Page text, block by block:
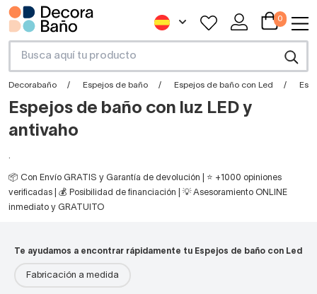
0
Decorabaño Espejos de baño Espejos de baño con Led
Espejos de baño con luz LED y
antivaho
.
📦 Con Envío GRATIS y Garantía de devolución | ⭐ +1000 opiniones
verificadas | 💰 Posibilidad de financiación | 💡 Asesoramiento ONLINE
inmediato y GRATUITO
Te ayudamos a encontrar rápidamente tu Espejos de baño con Led
Fabricación a medida